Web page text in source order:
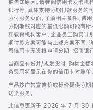
被告知原因。请参阅信用卡发卡机
银行等，具体支持分期付款服务的
分付服务页面，了解相关条件、费
分期期数对应的最低限额可能有所
和教育机构客户、企业员工购买
期付款方案可能与上述方案不同，
司信用卡无资格申请分期。招商
当商品有货并/或发货时，购物金
务费用将显示在你的信用卡对账单
产品按广告宣传价或标价提供分期
送货服务。
此信息更新于 2026 年 7 月 30